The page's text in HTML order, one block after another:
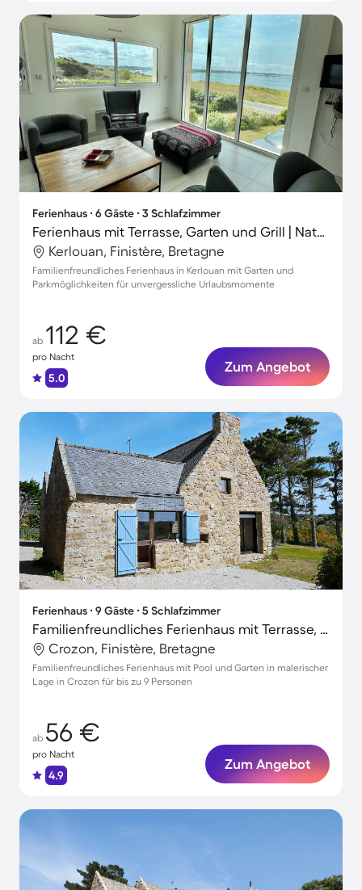
Ferienhaus ∙ 6 Gäste ∙ 3 Schlafzimmer
Ferienhaus mit Terrasse, Garten und Grill | Naturblick
Kerlouan, Finistère, Bretagne
Familienfreundliches Ferienhaus in Kerlouan mit Garten und
Parkmöglichkeiten für unvergessliche Urlaubsmomente
ab 112 €
pro Nacht
5.0
Zum Angebot
Ferienhaus ∙ 9 Gäste ∙ 5 Schlafzimmer
Familienfreundliches Ferienhaus mit Terrasse, Pool und Garten | Perfekt für die Arbeit von Zuhause
Crozon, Finistère, Bretagne
Familienfreundliches Ferienhaus mit Pool und Garten in malerischer
Lage in Crozon für bis zu 9 Personen
ab 56 €
pro Nacht
4.9
Zum Angebot